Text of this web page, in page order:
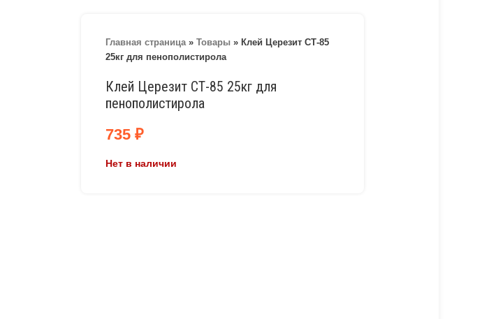
Главная страница» Товары » Клей Церезит СТ-85
25кг для пенополистирола
Клей Церезит СТ-85 25кг для
пенополистирола
735 ₽
Нет в наличии